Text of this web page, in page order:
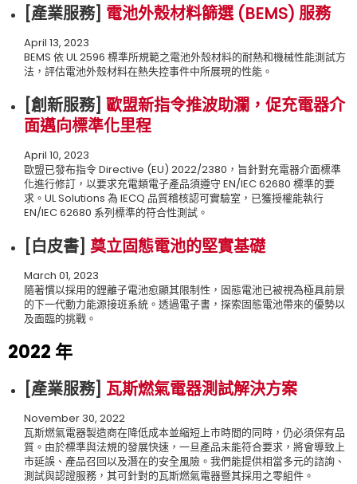
[產業服務] 電池外殼材料篩選 (BEMS) 服務
April 13, 2023
BEMS 依 UL 2596 標準所規範之電池外殼材料的耐熱和機械性能測試方
法，評估電池外殼材料在熱失控事件中所展現的性能。
[創新服務] 歐盟新指令推波助瀾，促充電器介
面邁向標準化里程
April 10, 2023
歐盟已發布指令 Directive (EU) 2022/2380，旨針對充電器介面標準
化進行修訂，以要求充電類電子產品須遵守 EN/IEC 62680 標準的要
求。UL Solutions 為 IECQ 品質稽核認可實驗室，已獲授權能執行
EN/IEC 62680 系列標準的符合性測試。
[白皮書] 奠立固態電池的堅實基礎
March 01, 2023
隨著慣以採用的鋰離子電池愈顯其限制性，固態電池已被視為極具前景
的下一代動力能源接班系統。透過電子書，探索固態電池帶來的優勢以
及面臨的挑戰。
2022 年
[產業服務] 瓦斯燃氣電器測試解決方案
November 30, 2022
瓦斯燃氣電器製造商在降低成本並縮短上市時間的同時，仍必須保有品
質。由於標準與法規的發展快速，一旦產品未能符合要求，將會導致上
市延誤、產品召回以及潛在的安全風險。我們能提供相當多元的諮詢、
測試與認證服務，其可針對的瓦斯燃氣電器暨其採用之零組件。